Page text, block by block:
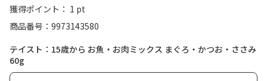
獲得ポイント： 1 pt
商品番号
9973143580
テイスト：15歳から お魚・お肉ミックス まぐろ・かつお・ささみ
60g